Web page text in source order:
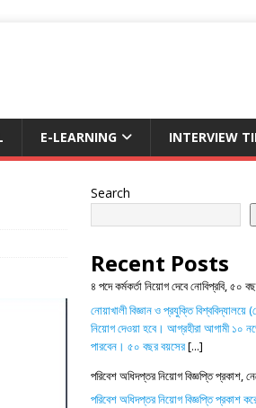
E-LEARNING INTERVIEW
Search
Recent Posts
৪ পদে কর্মকর্তা নিয়োগ দেবে নোবিপ্রবি, ৫০
নোয়াখালী বিজ্ঞান ও প্রযুক্তি বিশ্ববিদ্যালয়ে
নিয়োগ দেওয়া হবে। আগ্রহীরা আগামী ১০
পারবেন। ৫০ বছর বয়সের[...]
পরিবেশ অধিদপ্তর নিয়োগ বিজ্ঞপ্তি প্রকাশ,
পরিবেশ অধিদপ্তর নিয়োগ বিজ্ঞপ্তি প্রকাশ